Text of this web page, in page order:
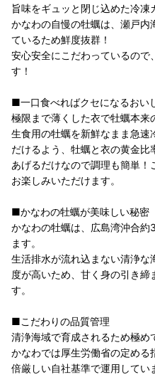
旨味をギュッと閉じ込めた冷凍
かなわの自慢の牡蠣は、瀬戸内
ているため鮮度抜群！
安心安全にこだわっているので
す！
■一口食べればクセになるおい
極限まで薄くした衣で牡蠣本来
生食用の牡蠣を新鮮なまま急速
だけるよう、牡蠣と衣の黄金比
あげるだけなので調理も簡単
お楽しみいただけます。
■かなわの牡蠣が美味しい秘密
かなわの牡蠣は、広島湾沖合
ます。
生活排水が流れ込まない清浄な
度が高いため、甘く身の引き締
す。
■こだわりの品質管理
清浄海域で育成されるため極め
かなわでは厚生労働省の定め
倍厳しい自社基準で運用してい